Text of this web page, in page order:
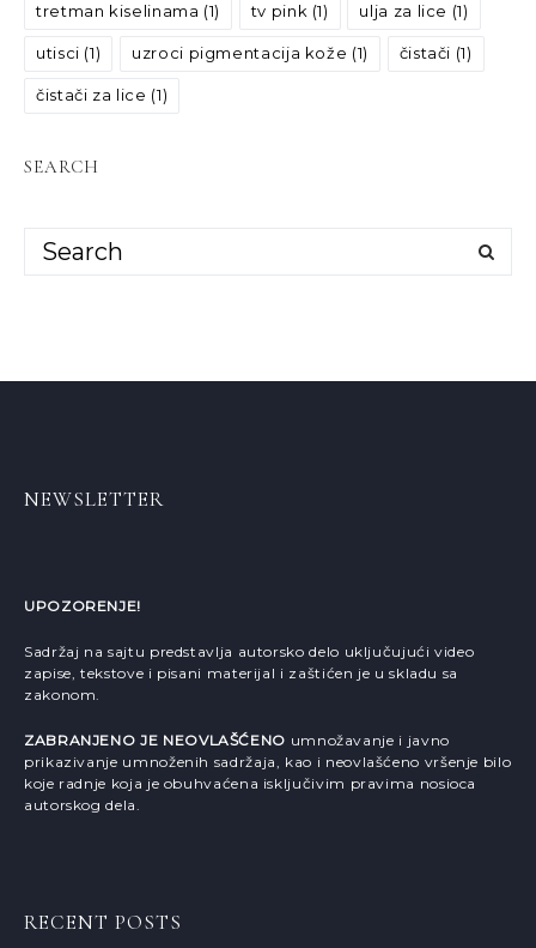
tretman kiselinama (1) tv pink (1) ulja za lice (1)
utisci (1) uzroci pigmentacija kože (1) čistači (1)
čistači za lice (1)
SEARCH
NEWSLETTER
UPOZORENJE!
Sadržaj na sajtu predstavlja autorsko delo uključujući video
zapise, tekstove i pisani materijal i zaštićen je u skladu sa
zakonom.
ZABRANJENO JE NEOVLAŠĆENO umnožavanje i javno
prikazivanje umnoženih sadržaja, kao i neovlašćeno vršenje bilo
koje radnje koja je obuhvaćena isključivim pravima nosioca
autorskog dela.
RECENT POSTS